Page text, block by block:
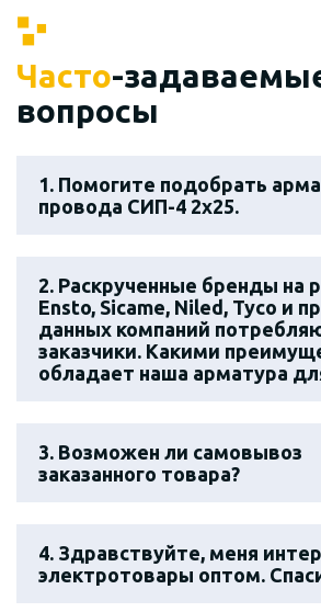
Часто-
вопросы
1. Помогите подобрать
провода СИП-4 2х25.
2. Раскрученные бренды на
Ensto, Sicame, Niled, Tyco и
данных компаний
заказчики. Какими
обладает наша арматура
3. Возможен ли самовывоз
заказанного товара?
4. Здравствуйте, меня
электротовары оптом.